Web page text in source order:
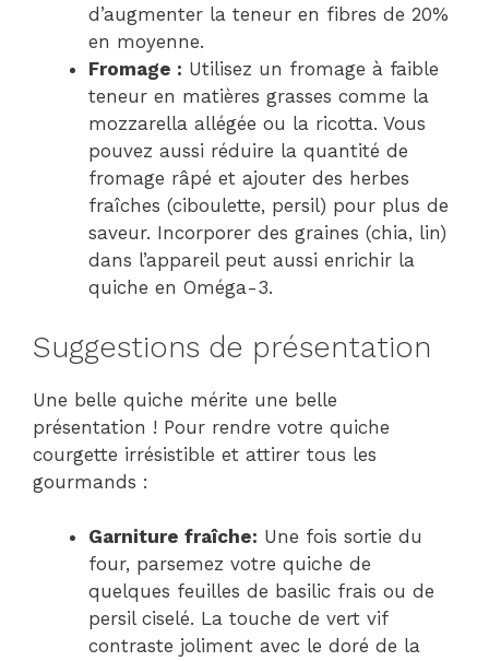
d’augmenter la teneur en fibres de 20%
en moyenne.
Fromage : Utilisez un fromage à faible
teneur en matières grasses comme la
mozzarella allégée ou la ricotta. Vous
pouvez aussi réduire la quantité de
fromage râpé et ajouter des herbes
fraîches (ciboulette, persil) pour plus de
saveur. Incorporer des graines (chia, lin)
dans l’appareil peut aussi enrichir la
quiche en Oméga-3.
Suggestions de présentation
Une belle quiche mérite une belle
présentation ! Pour rendre votre quiche
courgette irrésistible et attirer tous les
gourmands :
Garniture fraîche: Une fois sortie du
four, parsemez votre quiche de
quelques feuilles de basilic frais ou de
persil ciselé. La touche de vert vif
contraste joliment avec le doré de la